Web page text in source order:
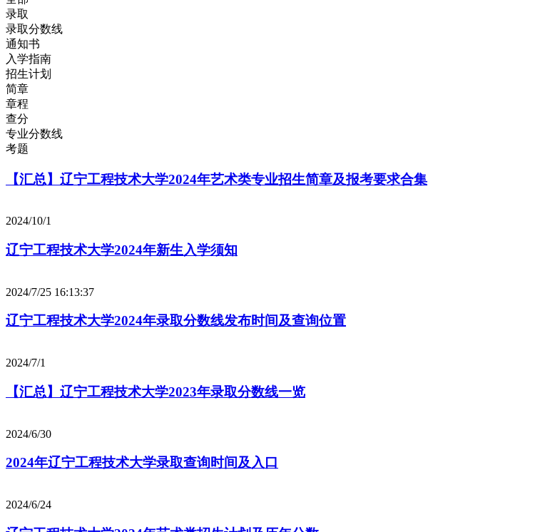
录取
录取分数线
通知书
入学指南
招生计划
简章
章程
查分
专业分数线
考题
【汇总】辽宁工程技术大学2024年艺术类专业招生简章及报考要求合集
2024/10/1
辽宁工程技术大学2024年新生入学须知
2024/7/25 16:13:37
辽宁工程技术大学2024年录取分数线发布时间及查询位置
2024/7/1
【汇总】辽宁工程技术大学2023年录取分数线一览
2024/6/30
2024年辽宁工程技术大学录取查询时间及入口
2024/6/24